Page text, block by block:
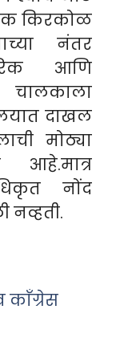
किरकोळ
नंतर
आणि
चालकाला
दाखल
मोठ्या
नोंद
नव्हती.
काँग्रेस